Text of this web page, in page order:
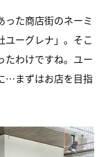
った商店街のネーミ
ーグレナ」。 そこ
わけですね。 ユー
…まずはお店を目指